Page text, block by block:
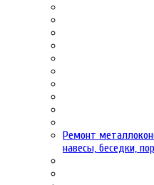
Ремонт
навесы, беседки,